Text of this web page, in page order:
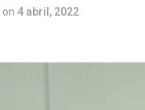
on 4 abril, 2022